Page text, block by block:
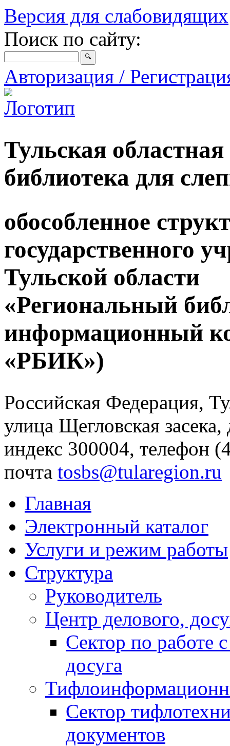
Версия для слабовидящих
Поиск по сайту:
Авторизация /
Тульская
библиотека для
обособленное
государственного
Тульской области
«Региональный
информационный
«РБИК»)
Российская Федерация,
улица Щегловская
индекс 300004, телефон
почта tosbs@tularegion.ru
Главная
Электронный каталог
Услуги и режим работы
Структура
Руководитель
Центр делового,
Сектор по работе
досуга
Сектор
документов